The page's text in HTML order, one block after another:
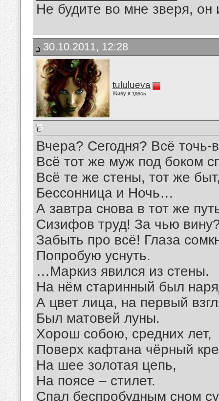
Не будите во мне зверя, он
30.10.2011, 12:28
tululueva
Живу я здесь
Вчера? Сегодня? Всё точь-
Всё тот же муж под боком
Всё те же стены, тот же
Бессонница и Ночь…
А завтра снова в тот же
Сизифов труд! За чью
Забыть про всё! Глаза
Попробую уснуть.
…Маркиз явился из стены.
На нём старинный был
А цвет лица, на первый
Был матовей луны.
Хорош собою, средних лет,
Поверх кафтана чёрный
На шее золотая цепь,
На поясе – стилет.
Спал беспробудным сном